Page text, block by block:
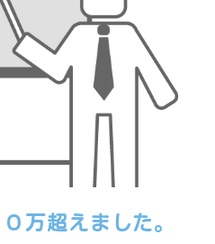
万超えました。